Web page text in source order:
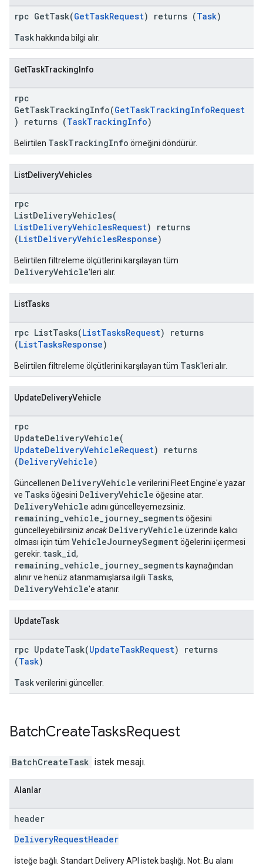
rpc GetTask(GetTaskRequest) returns (Task)
Task hakkında bilgi alır.
GetTaskTrackingInfo
rpc
GetTaskTrackingInfo(GetTaskTrackingInfoRequest
) returns (TaskTrackingInfo)
Belirtilen TaskTrackingInfo örneğini döndürür.
ListDeliveryVehicles
rpc
ListDeliveryVehicles(
ListDeliveryVehiclesRequest) returns
(ListDeliveryVehiclesResponse)
Belirtilen filtreleme ölçütlerini karşılayan tüm
DeliveryVehicle'leri alır.
ListTasks
rpc ListTasks(ListTasksRequest) returns
(ListTasksResponse)
Belirtilen filtreleme ölçütlerini karşılayan tüm Task'leri alır.
UpdateDeliveryVehicle
rpc
UpdateDeliveryVehicle(
UpdateDeliveryVehicleRequest) returns
(DeliveryVehicle)
Güncellenen DeliveryVehicle verilerini Fleet Engine'e yazar
ve Tasksöğesini DeliveryVehicle öğesine atar.
DeliveryVehicle adını güncelleyemezsiniz.
remaining_vehicle_journey_segmentsöğesini
güncelleyebilirsiniz ancak DeliveryVehicle üzerinde kalıcı
olması için tüm VehicleJourneySegmentöğelerini içermesi
gerekir. task_id,
remaining_vehicle_journey_segments kaynağından
alınır ve henüz atanmamışlarsa ilgili Tasks,
DeliveryVehicle'e atanır.
UpdateTask
rpc UpdateTask(UpdateTaskRequest) returns
(Task)
Taskverilerini günceller.
BatchCreateTasksRequest
BatchCreateTask istek mesajı.
Alanlar
header
DeliveryRequestHeader
İsteğe bağlı. Standart Delivery API istek başlığı. Not: Bu alanı